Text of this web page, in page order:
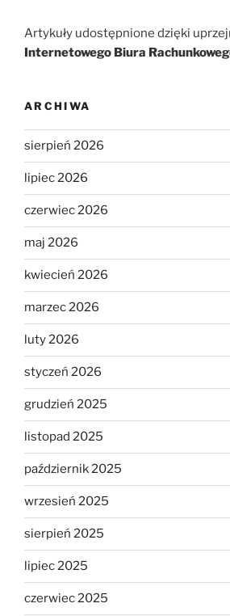
Artykuły udostępnione dzięki
Internetowego Biura
ARCHIWA
sierpień 2026
lipiec 2026
czerwiec 2026
maj 2026
kwiecień 2026
marzec 2026
luty 2026
styczeń 2026
grudzień 2025
listopad 2025
październik 2025
wrzesień 2025
sierpień 2025
lipiec 2025
czerwiec 2025